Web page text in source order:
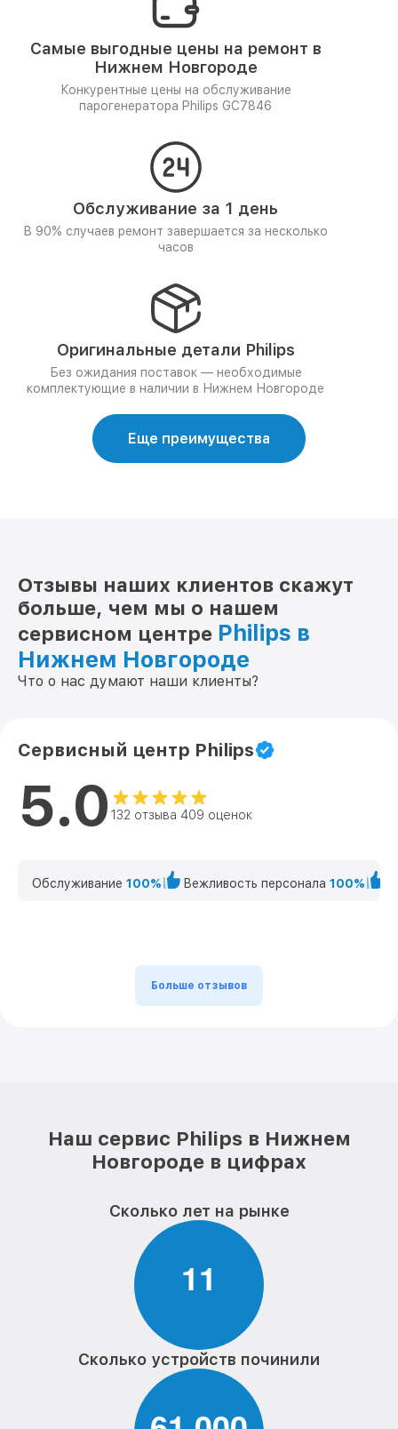
Самые выгодные цены на ремонт в
Нижнем Новгороде
Конкурентные цены на обслуживание
парогенератора Philips GC7846
Обслуживание за 1 день
В 90% случаев ремонт завершается за несколько
часов
Оригинальные детали Philips
Без ожидания поставок — необходимые
комплектующие в наличии в Нижнем Новгороде
Еще преимущества
Отзывы наших клиентов скажут
больше, чем мы о нашем
сервисном центре Philips в
Нижнем Новгороде
Что о нас думают наши клиенты?
Сервисный центр Philips
5.0 132 отзыва 409 оценок
Обслуживание 100% Вежливость персонала 100%
Больше отзывов
Наш сервис Philips в Нижнем
Новгороде в цифрах
Сколько лет на рынке
11
Сколько устройств починили